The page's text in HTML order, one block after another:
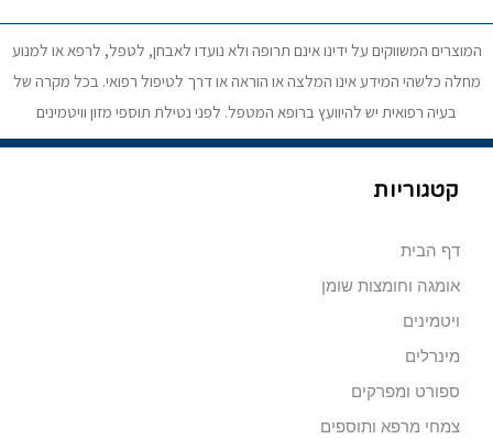
המוצרים המשווקים על ידינו אינם תרופה ולא נועדו לאבחן, לטפל, לרפא או למנוע
מחלה כלשהי המידע אינו המלצה או הוראה או דרך לטיפול רפואי. בכל מקרה של
בעיה רפואית יש להיוועץ ברופא המטפל. לפני נטילת תוספי מזון וויטמינים
קטגוריות
דף הבית
אומגה וחומצות שומן
ויטמינים
מינרלים
ספורט ומפרקים
צמחי מרפא ותוספים